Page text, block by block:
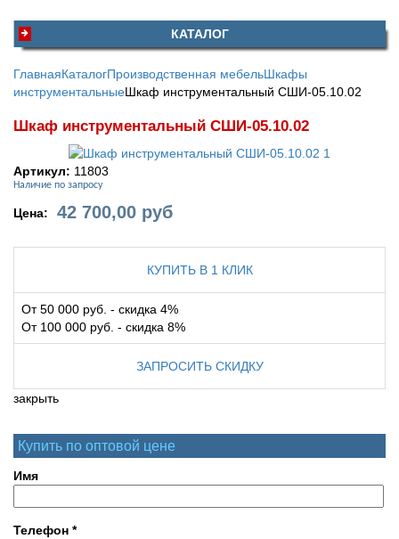
КАТАЛОГ
ГлавнаяКаталогПроизводственная мебельШкафы
инструментальныеШкаф инструментальный СШИ-05.10.02
Шкаф инструментальный СШИ-05.10.02
Артикул: 11803
Наличие по запросу
Цена: 42 700,00 руб
КУПИТЬ В 1 КЛИК
От 50 000 руб. - скидка 4%
От 100 000 руб. - скидка 8%
ЗАПРОСИТЬ СКИДКУ
закрыть
Купить по оптовой цене
Имя
Телефон *